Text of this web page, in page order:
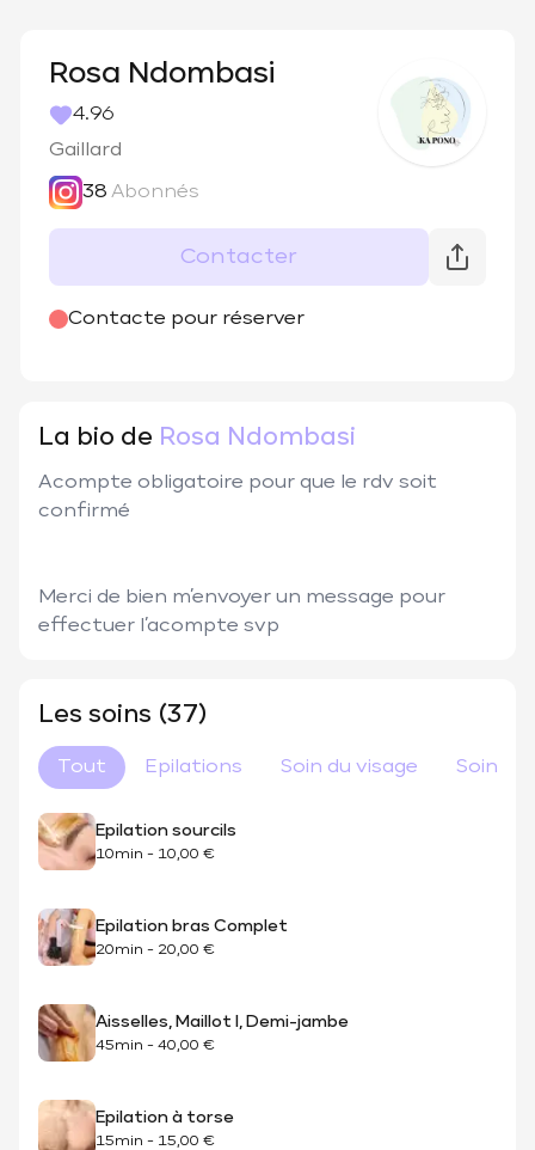
Rosa Ndombasi
4.96
Gaillard
38 Abonnés
Contacter
Contacte pour réserver
@kapono_Institut
La bio de Rosa Ndombasi
Acompte obligatoire pour que le rdv soit
confirmé
Merci de bien m’envoyer un message pour
effectuer l’acompte svp
Les soins (37)
Tout Epilations Soin du visage Soin du
Epilation sourcils
10min - 10,00 €
Epilation bras Complet
20min - 20,00 €
Aisselles, Maillot I, Demi-jambe
45min - 40,00 €
Epilation à torse
15min - 15,00 €